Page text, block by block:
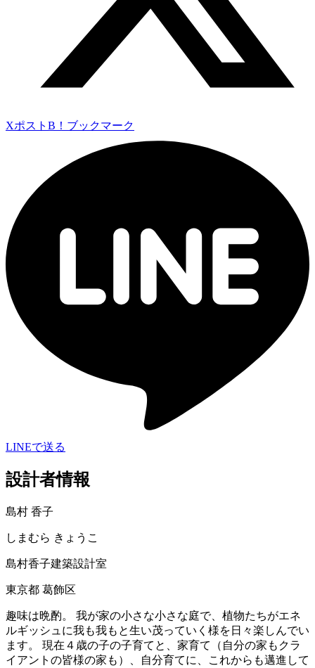
Xポスト B！ブックマーク
LINEで送る
設計者情報
島村 香子
しまむら きょうこ
島村香子建築設計室
東京都 葛飾区
趣味は晩酌。 我が家の小さな小さな庭で、植物たちがエネ
ルギッシュに我も我もと生い茂っていく様を日々楽しんでい
ます。 現在４歳の子の子育てと、家育て（自分の家もクラ
イアントの皆様の家も）、自分育てに、これからも邁進して